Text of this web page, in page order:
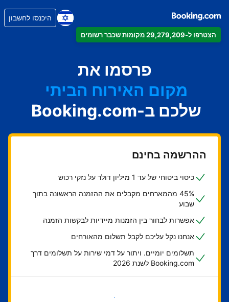
הצטרפו ל-29,279,209 מקומות שכבר רשומים
היכנסו לחשבון
פרסמו את
הדירה
המלון
מקום האירוח הביתי
בית ההארחה
ה-B&B
שלכם ב-Booking.com
ההרשמה בחינם
כיסוי ביטוחי של עד 1 מיליון דולר על נזקי רכוש
45% מהמארחים מקבלים את ההזמנה הראשונה בתוך
שבוע
אפשרות לבחור בין הזמנות מיידיות לבקשות הזמנה
אנחנו נקל עליכם לקבל תשלום מהאורחים
תשלומים יומיים. ויתור על דמי שירות על תשלומים דרך
Booking.com לשנת 2026
בואו נתחיל